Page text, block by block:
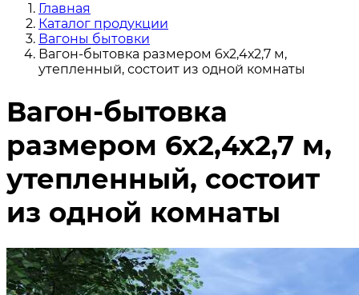
Главная
Каталог продукции
Вагоны бытовки
Вагон-бытовка размером 6х2,4х2,7 м,
утепленный, состоит из одной комнаты
Вагон-бытовка
размером 6х2,4х2,7 м,
утепленный, состоит
из одной комнаты